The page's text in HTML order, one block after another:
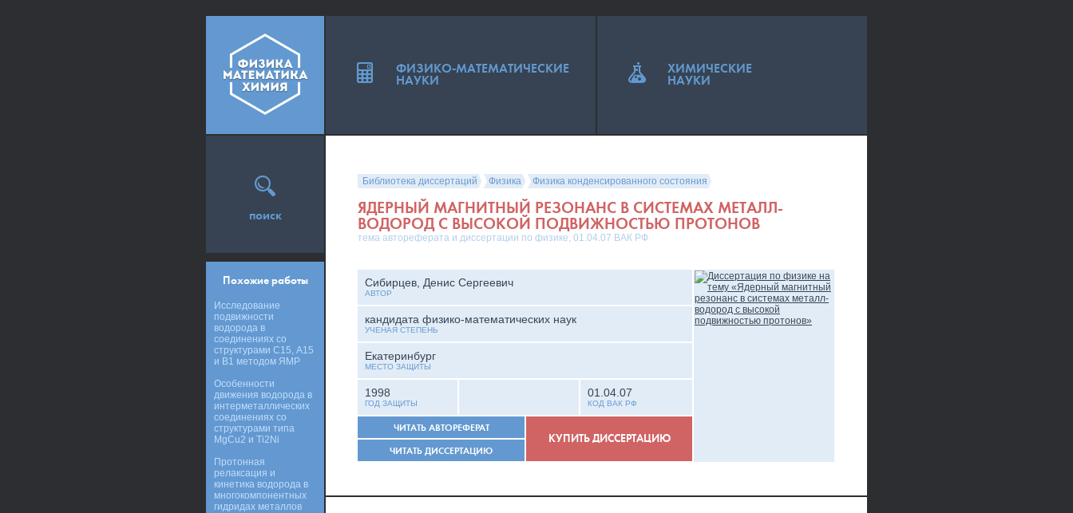
Библиотека диссертаций Физика Физика конденсированного состояния
ЯДЕРНЫЙ МАГНИТНЫЙ РЕЗОНАНС В СИСТЕМАХ МЕТАЛЛ-
ВОДОРОД С ВЫСОКОЙ ПОДВИЖНОСТЬЮ ПРОТОНОВ
тема автореферата и диссертации по физике, 01.04.07 ВАК РФ
Сибирцев, Денис Сергеевич
АВТОР
кандидата физико-математических наук
УЧЕНАЯ СТЕПЕНЬ
Екатеринбург
МЕСТО ЗАЩИТЫ
1998
ГОД ЗАЩИТЫ
01.04.07
КОД ВАК РФ
ЧИТАТЬ АВТОРЕФЕРАТ
ЧИТАТЬ ДИССЕРТАЦИЮ
КУПИТЬ ДИССЕРТАЦИЮ
поиск
Похожие работы
Исследование
подвижности
водорода в
соединениях со
структурами С15, А15
и В1 методом ЯМР
Особенности
движения водорода в
интерметаллических
соединениях со
структурами типа
MgCu2 и Ti2Ni
Протонная
релаксация и
кинетика водорода в
многокомпонентных
гидридах металлов
ФИЗИКО-МАТЕМАТИЧЕСКИЕ
НАУКИ
ХИМИЧЕСКИЕ
НАУКИ